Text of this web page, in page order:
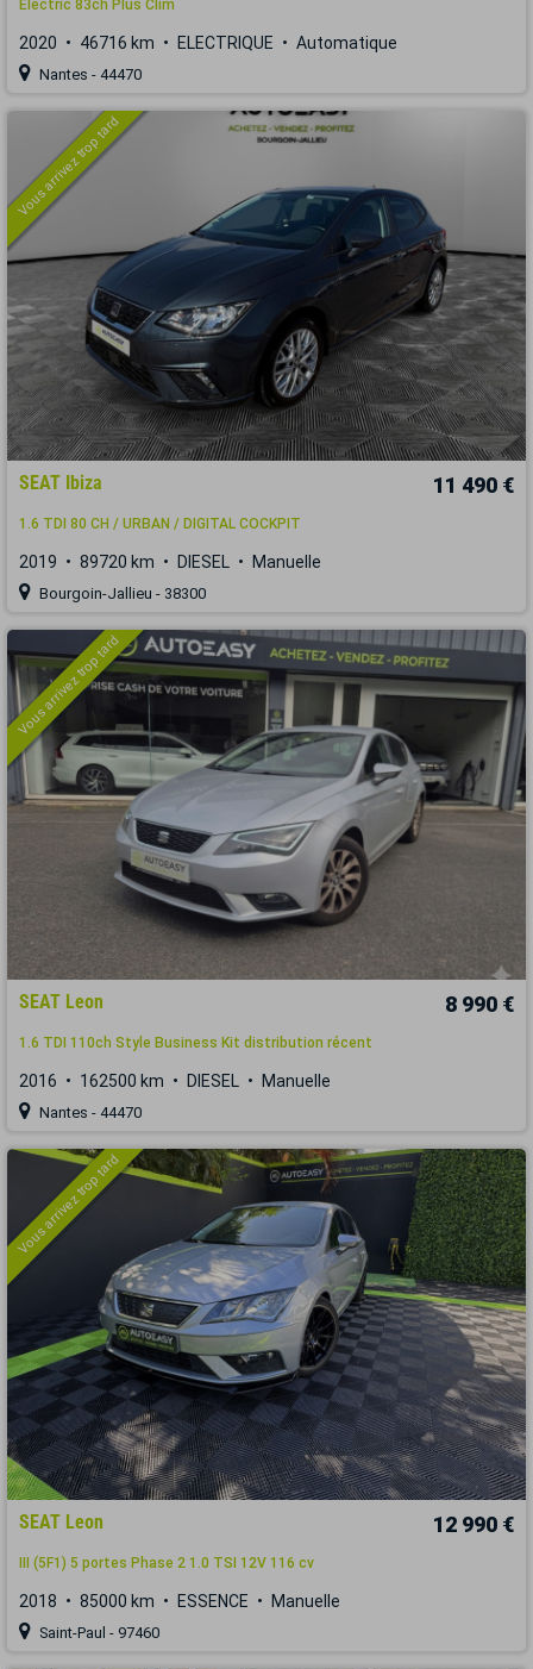
Electric 83ch Plus Clim
2020 46716 km ELECTRIQUE Automatique
Nantes - 44470
Vous arrivez trop tard
SEAT Ibiza 11 490 €
1.6 TDI 80 CH / URBAN / DIGITAL COCKPIT
2019 89720 km DIESEL Manuelle
Bourgoin-Jallieu - 38300
Vous arrivez trop tard
SEAT Leon 8 990 €
1.6 TDI 110ch Style Business Kit distribution récent
2016 162500 km DIESEL Manuelle
Nantes - 44470
Vous arrivez trop tard
SEAT Leon 12 990 €
III (5F1) 5 portes Phase 2 1.0 TSI 12V 116 cv
2018 85000 km ESSENCE Manuelle
Saint-Paul - 97460